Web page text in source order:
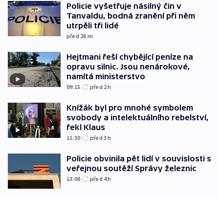
Policie vyšetřuje násilný čin v
Tanvaldu, bodná zranění při něm
utrpěli tři lidé
před 26 m
Hejtmani řeší chybějící peníze na
opravu silnic. Jsou nenárokové,
namítá ministerstvo
09:15 před 2h
Knížák byl pro mnohé symbolem
svobody a intelektuálního rebelství,
řekl Klaus
11:30 před 3h
Policie obvinila pět lidí v souvislosti s
veřejnou soutěží Správy železnic
13:08 před 4h